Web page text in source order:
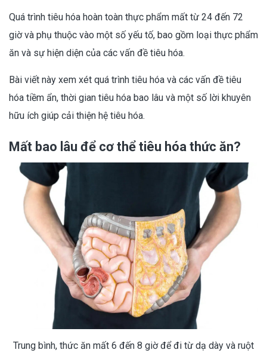
Quá trình tiêu hóa hoàn toàn thực phẩm mất từ 24 đến 72
giờ và phụ thuộc vào một số yếu tố, bao gồm loại thực phẩm
ăn và sự hiện diện của các vấn đề tiêu hóa.
Bài viết này xem xét quá trình tiêu hóa và các vấn đề tiêu
hóa tiềm ẩn, thời gian tiêu hóa bao lâu và một số lời khuyên
hữu ích giúp cải thiện hệ tiêu hóa.
Mất bao lâu để cơ thể tiêu hóa thức ăn?
Trung bình, thức ăn mất 6 đến 8 giờ để đi từ dạ dày và ruột